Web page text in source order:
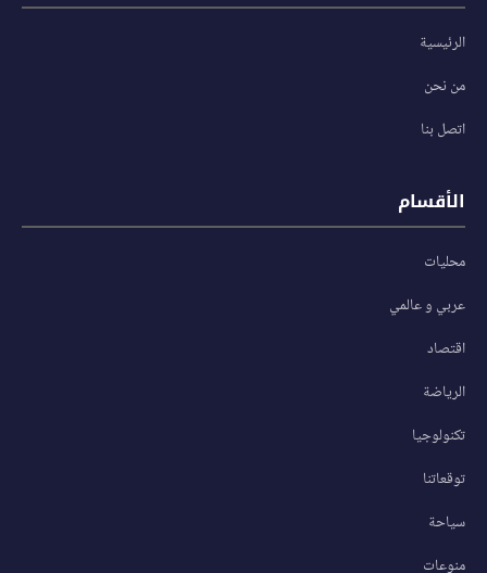
الرئيسية
من نحن
اتصل بنا
الأقسام
محليات
عربي و عالمي
اقتصاد
الرياضة
تكنولوجيا
توقعاتنا
سياحة
منوعات